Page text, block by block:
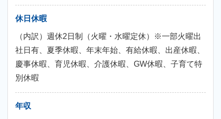
休日休暇
（内訳）週休2日制（火曜・水曜定休）※一部火曜出
社日有、夏季休暇、年末年始、有給休暇、出産休暇、
慶事休暇、育児休暇、介護休暇、GW休暇、子育て特
別休暇
年収